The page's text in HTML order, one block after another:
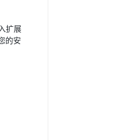
扩展
的安